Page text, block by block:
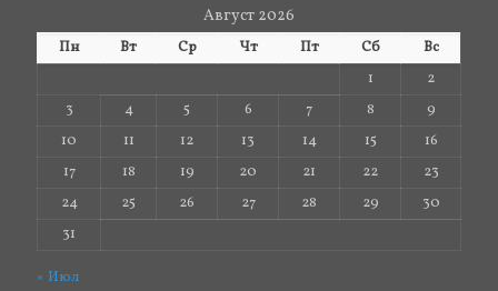
Август 2026
Пн Вт Ср Чт Пт Сб
Вс
1
2
3
4 5 6 7 8
9
10
11 12 13 14 15
16
17
18 19 20 21 22
23
24
25 26 27 28 29
30
31
« Июл